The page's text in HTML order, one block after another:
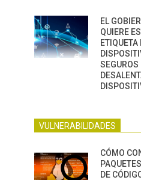
EL
QUIERE
ETIQUETA
SEGUROS
VULNERABILIDADES
CÓMO
DE